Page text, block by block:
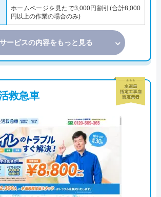
ホームページを見たで3,000円割引(合計8,000
円以上の作業の場合のみ)
サービスの内容をもっと見る
救急車